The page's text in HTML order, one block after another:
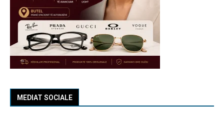
MEDIAT SOCIALE